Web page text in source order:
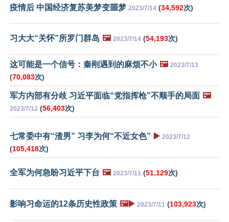
疫情后 中国经济复苏美梦变噩梦 2023/7/14 (34,592次)
习大大“关怀”所罗门群岛 🖼️ 2023/7/14 (54,193次)
这可能是一个信号：秦刚遇到的麻烦不小 🖼️ 2023/7/13
(70,083次)
军方内部有分歧 习近平面临“党指挥枪”不顺手的局面 🖼️
2023/7/12 (56,403次)
七常委中有“渣男” 习李为何“不近女色” ▶️ 2023/7/12
(105,418次)
全军为何急盼习近平下台 🖼️ 2023/7/11 (51,129次)
影响习命运的12条历史性政策 🖼️▶️ 2023/7/11 (103,923次)